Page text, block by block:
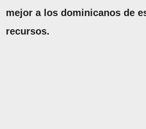
mejor a los dominicanos de
recursos.